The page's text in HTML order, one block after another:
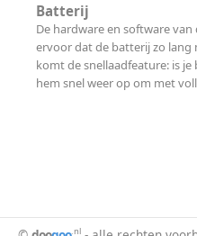
Batterij
De hardware en software
ervoor dat de batterij zo lang
komt de snellaadfeature: is
hem snel weer op om met
.nl